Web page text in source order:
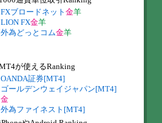
FXブロードネット 金羊
LION FX金羊
外為どっとコム金羊
OANDA証券[MT4]
ゴールデンウェイジャパン[MT4]
金
外為ファイネスト[MT4]